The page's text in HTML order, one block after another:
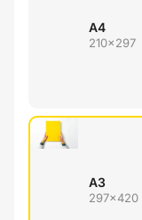
A4
210x297
A3
297x420